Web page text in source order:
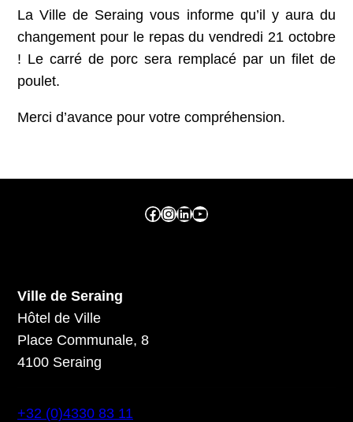
La Ville de Seraing vous informe qu’il y aura du
changement pour le repas du vendredi 21 octobre
! Le carré de porc sera remplacé par un filet de
poulet.
Merci d’avance pour votre compréhension.
Facebook ville de seraing Instragram ville de seraing linkedin – ville de seraing YouTube
Ville de Seraing
Hôtel de Ville
Place Communale, 8
4100 Seraing
+32 (0)4330 83 11